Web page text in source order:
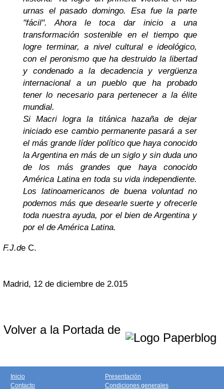
urnas el pasado domingo. Esa fue la parte
"fácil". Ahora le toca dar inicio a una
transformación sostenible en el tiempo que
logre terminar, a nivel cultural e ideológico,
con el peronismo que ha destruido la libertad
y condenado a la decadencia y vergüenza
internacional a un pueblo que ha probado
tener lo necesario para pertenecer a la élite
mundial.
Si Macri logra la titánica hazaña de dejar
iniciado ese cambio permanente pasará a ser
el más grande líder político que haya conocido
la Argentina en más de un siglo y sin duda uno
de los más grandes que haya conocido
América Latina en toda su vida independiente.
Los latinoamericanos de buena voluntad no
podemos más que desearle suerte y ofrecerle
toda nuestra ayuda, por el bien de Argentina y
por el de América Latina.
F.J.de C.
Madrid, 12 de diciembre de 2.015
Volver a la Portada de
Inicio
Contacto
Presentación
Condiciones generales